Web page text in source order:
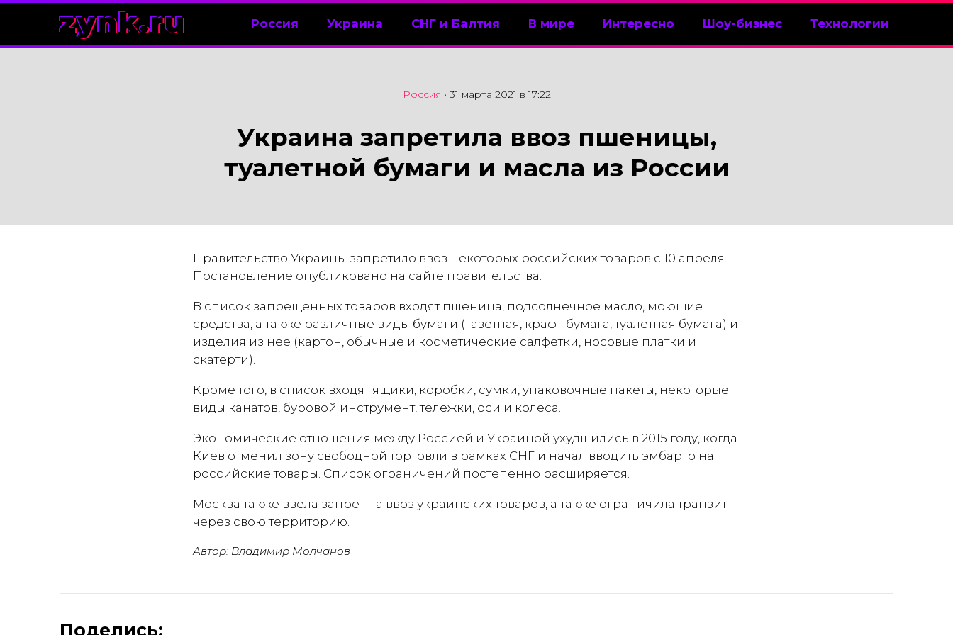
zynk.ru Россия Украина СНГ и Балтия В мире Интересно Шоу-бизнес Технологии
Россия • 31 марта 2021 в 17:22
Украина запретила ввоз пшеницы,
туалетной бумаги и масла из России
Правительство Украины запретило ввоз некоторых российских товаров с 10 апреля.
Постановление опубликовано на сайте правительства.
В список запрещенных товаров входят пшеница, подсолнечное масло, моющие
средства, а также различные виды бумаги (газетная, крафт-бумага, туалетная бумага) и
изделия из нее (картон, обычные и косметические салфетки, носовые платки и
скатерти).
Кроме того, в список входят ящики, коробки, сумки, упаковочные пакеты, некоторые
виды канатов, буровой инструмент, тележки, оси и колеса.
Экономические отношения между Россией и Украиной ухудшились в 2015 году, когда
Киев отменил зону свободной торговли в рамках СНГ и начал вводить эмбарго на
российские товары. Список ограничений постепенно расширяется.
Москва также ввела запрет на ввоз украинских товаров, а также ограничила транзит
через свою территорию.
Автор: Владимир Молчанов
Поделись: